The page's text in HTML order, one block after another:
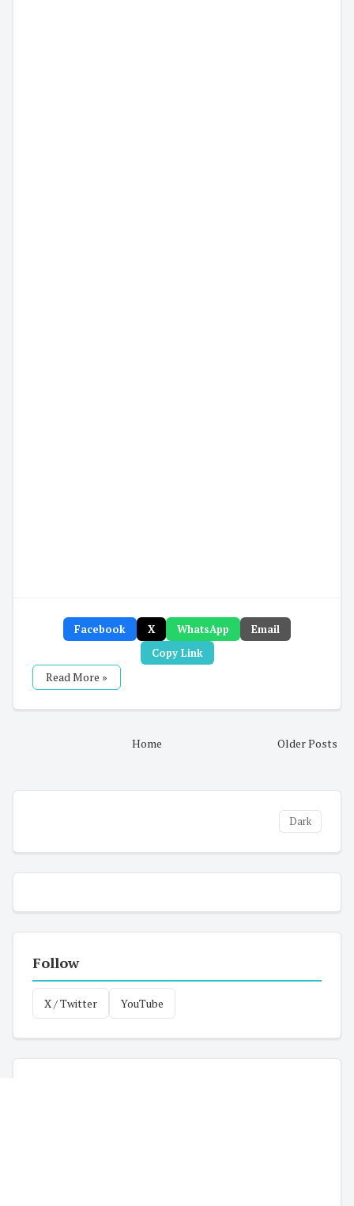
Facebook X WhatsApp
Email
Copy Link
Read More »
Older Posts
Home
Dark
Follow
X / Twitter YouTube